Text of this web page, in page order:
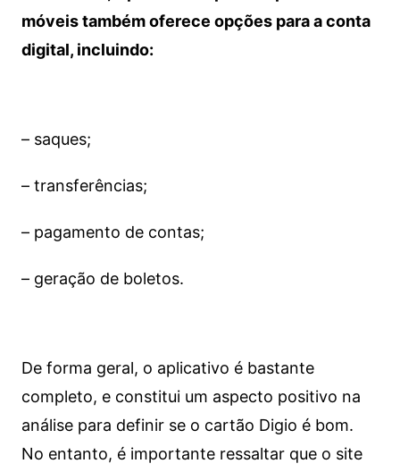
móveis também oferece opções para a conta
digital, incluindo:
– saques;
– transferências;
– pagamento de contas;
– geração de boletos.
De forma geral, o aplicativo é bastante
completo, e constitui um aspecto positivo na
análise para definir se o cartão Digio é bom.
No entanto, é importante ressaltar que o site